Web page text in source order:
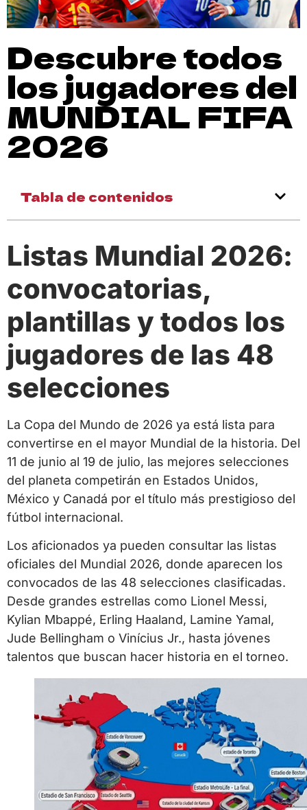
Descubre todos
los jugadores del
MUNDIAL FIFA
2026
Tabla de contenidos
Listas Mundial 2026:
convocatorias,
plantillas y todos los
jugadores de las 48
selecciones
La Copa del Mundo de 2026 ya está lista para
convertirse en el mayor Mundial de la historia. Del
11 de junio al 19 de julio, las mejores selecciones
del planeta competirán en Estados Unidos,
México y Canadá por el título más prestigioso del
fútbol internacional.
Los aficionados ya pueden consultar las listas
oficiales del Mundial 2026, donde aparecen los
convocados de las 48 selecciones clasificadas.
Desde grandes estrellas como Lionel Messi,
Kylian Mbappé, Erling Haaland, Lamine Yamal,
Jude Bellingham o Vinícius Jr., hasta jóvenes
talentos que buscan hacer historia en el torneo.